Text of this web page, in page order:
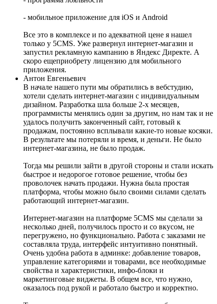
- мобильное приложение для iOS и Android
Все это в комплексе и по адекватной цене я нашел
только у 5CMS. Уже развернул интернет-магазин и
запустил рекламную кампанию в Яндекс Директе. А
скоро ещеприобрету лицензию для мобильного
приложения.
Антон Евгеньевич
В начале нашего пути мы обратились в вебстудию,
хотели сделать интернет-магазин с индивидуальным
дизайном. Разработка шла больше 2-х месяцев,
программисты менялись один за другим, но нам так и не
удалось получить законченный сайт, готовый к
продажам, постоянно всплывали какие-то новые косяки.
В результате мы потеряли и время, и деньги. Не было
интернет-магазина, не было продаж.
Тогда мы решили зайти в другой стороны и стали искать
быстрое и недорогое готовое решение, чтобы без
проволочек начать продажи. Нужна была простая
платформа, чтобы можно было своими силами сделать
работающий интернет-магазин.
Интернет-магазин на платформе 5CMS мы сделали за
несколько дней, получилось просто и со вкусом, не
перегружено, но функционально. Работа с заказами не
составляла труда, интерфейс интуитивно понятный.
Очень удобна работа в админке: добавление товаров,
управление категориями и товарами, все необходимые
свойства и характеристики, инфо-блоки и
маркетинговые виджеты. В общем все, что нужно,
оказалось под рукой и работало быстро и корректно.